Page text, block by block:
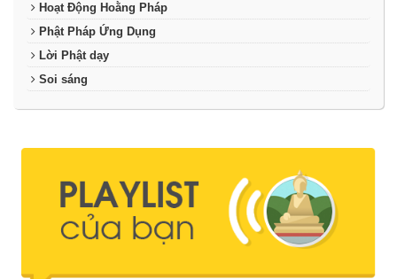
Hoạt Động Hoằng Pháp
Phật Pháp Ứng Dụng
Lời Phật dạy
Soi sáng